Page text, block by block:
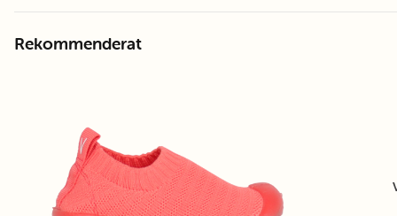
230201-21
Elise Pink S21
230201-23
Rekommenderat